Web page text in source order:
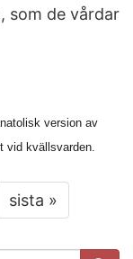
som de vårdar
version av
vid kvällsvarden.
sista »